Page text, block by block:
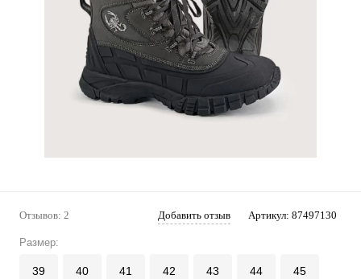
Отзывов: 2 Добавить отзыв Артикул: 87497130
Размер:
39 40 41 42 43 44 45